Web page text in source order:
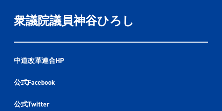
衆議院議員神谷ひろし
中道改革連合HP
公式Facebook
公式Twitter